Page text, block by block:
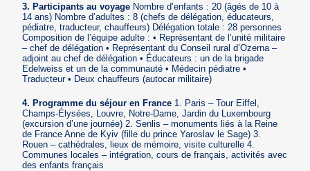
3. Participants au voyage Nombre d’enfants : 20 (âgés de 10 à
14 ans) Nombre d’adultes : 8 (chefs de délégation, éducateurs,
pédiatre, traducteur, chauffeurs) Délégation totale : 28 personnes
Composition de l’équipe adulte : • Représentant de l’unité militaire
– chef de délégation • Représentant du Conseil rural d’Ozerna –
adjoint au chef de délégation • Éducateurs : un de la brigade
Edelweiss et un de la communauté • Médecin pédiatre •
Traducteur • Deux chauffeurs (autocar militaire)
4. Programme du séjour en France 1. Paris – Tour Eiffel,
Champs-Élysées, Louvre, Notre-Dame, Jardin du Luxembourg
(excursion d’une journée) 2. Senlis – monuments liés à la Reine
de France Anne de Kyiv (fille du prince Yaroslav le Sage) 3.
Rouen – cathédrales, lieux de mémoire, visite culturelle 4.
Communes locales – intégration, cours de français, activités avec
des enfants français